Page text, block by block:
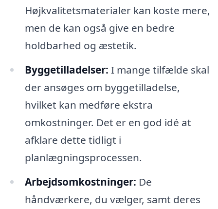
Højkvalitetsmaterialer kan koste mere,
men de kan også give en bedre
holdbarhed og æstetik.
Byggetilladelser: I mange tilfælde skal
der ansøges om byggetilladelse,
hvilket kan medføre ekstra
omkostninger. Det er en god idé at
afklare dette tidligt i
planlægningsprocessen.
Arbejdsomkostninger: De
håndværkere, du vælger, samt deres